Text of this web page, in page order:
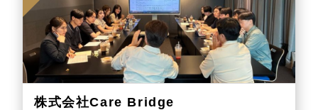
株式会社Care Bridge